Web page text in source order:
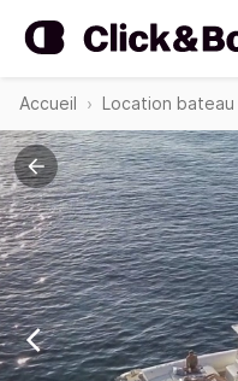
Accueil Location bateau